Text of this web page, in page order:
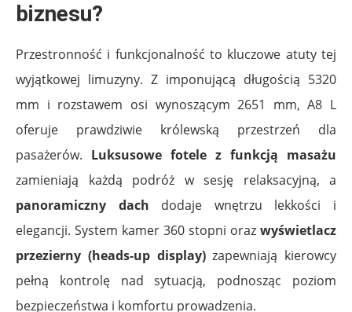
biznesu?
Przestronność i funkcjonalność to kluczowe atuty tej
wyjątkowej limuzyny. Z imponującą długością 5320
mm i rozstawem osi wynoszącym 2651 mm, A8 L
oferuje prawdziwie królewską przestrzeń dla
pasażerów. Luksusowe fotele z funkcją masażu
zamieniają każdą podróż w sesję relaksacyjną, a
panoramiczny dach dodaje wnętrzu lekkości i
elegancji. System kamer 360 stopni oraz wyświetlacz
przezierny (heads-up display)zapewniają kierowcy
pełną kontrolę nad sytuacją, podnosząc poziom
bezpieczeństwa i komfortu prowadzenia.